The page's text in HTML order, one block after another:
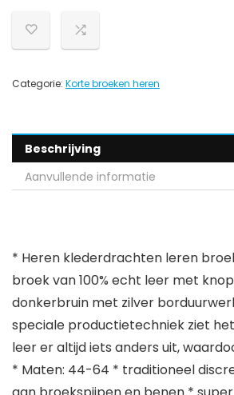
Categorie: Korte broeken heren
Beschrijving
Aanvullende informatie
* Heren klederdrachten leren
broek van 100% echt leer met
donkerbruin met zilver
speciale productietechniek ziet
leer er altijd iets anders uit,
* Maten: 44-64 * traditioneel